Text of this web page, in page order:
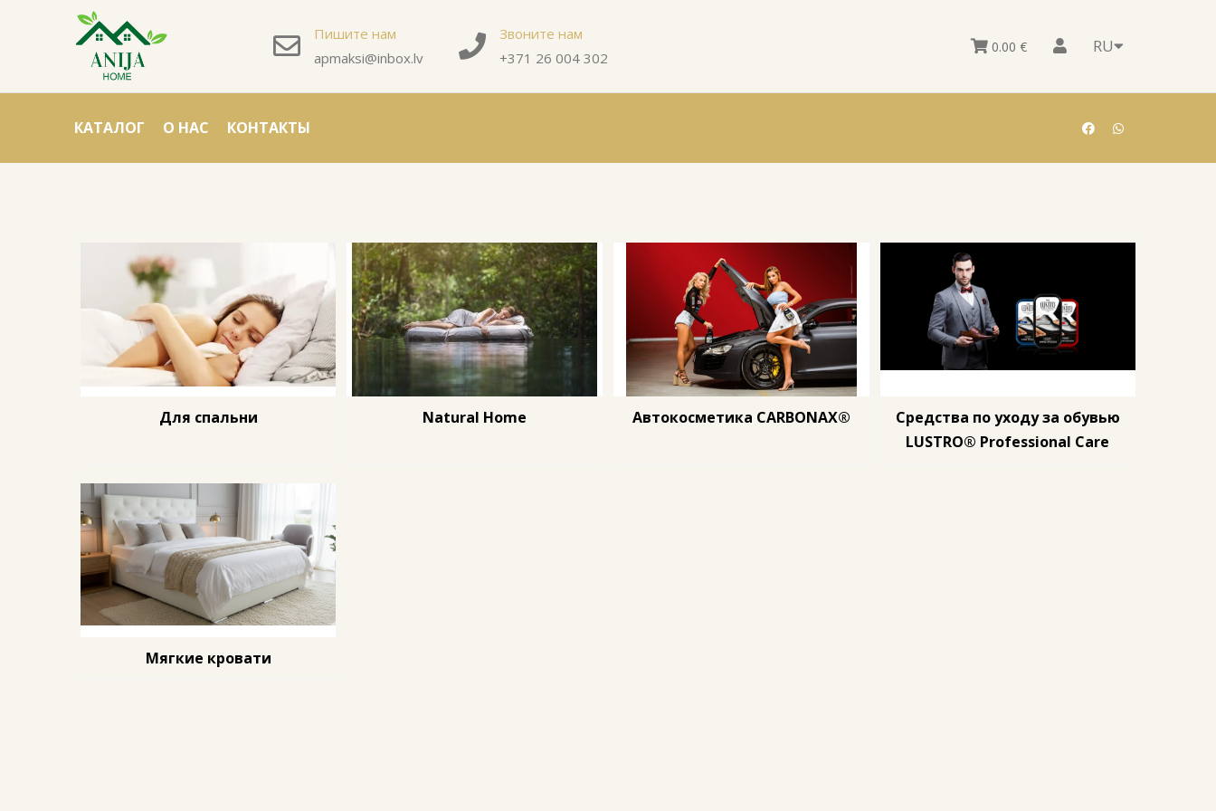
Пишите нам
apmaksi@inbox.lv
Звоните нам
+371 26 004 302
0.00 € RU
КАТАЛОГ О НАС КОНТАКТЫ
Для спальни Natural Home Автокосметика CARBONAX®
Средства по уходу за обувью
LUSTRO® Professional Care
Мягкие кровати